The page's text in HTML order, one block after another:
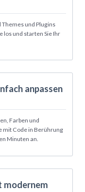
Themes und Plugins
los und starten Sie Ihr
anpassen
Farben und
mit Code in Berührung
Minuten an.
modernem